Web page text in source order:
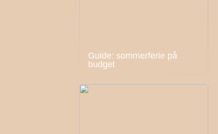
Guide: sommerferie på
budget